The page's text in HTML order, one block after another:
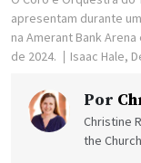
apresentam durante
na Amerant Bank
de 2024.
Isaac Hale,
Por
Christine
the